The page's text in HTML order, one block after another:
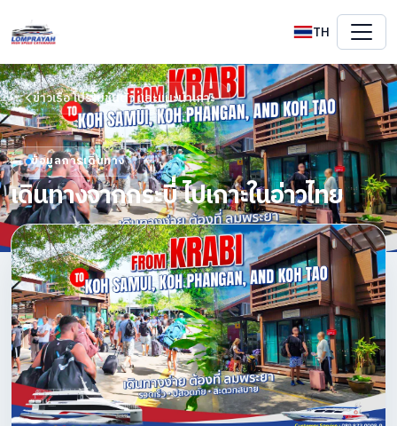
TH
ข่าวเรือ โปรโมชันตั๋ว และแนะนำเกาะ
ข้อมูลการเดินทาง
เดินทางจากกระบี่ ไปเกาะในอ่าวไทย